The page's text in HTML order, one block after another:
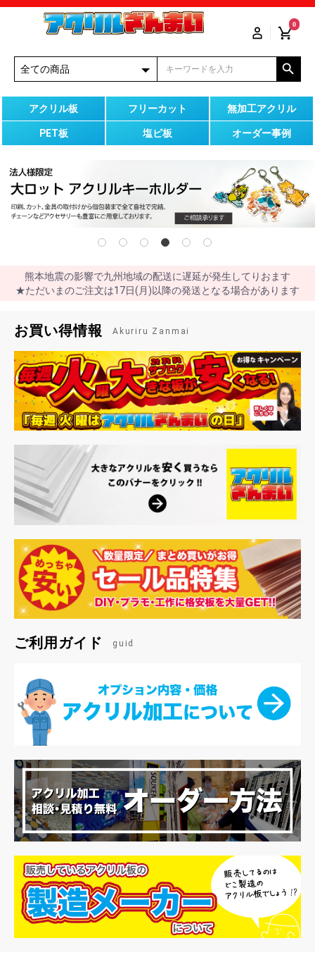
0
アクリル板 フリーカット 無加工アクリル
PET板 塩ビ板 オーダー事例
熊本地震の影響で九州地域の配送に遅延が発生してりおます
★ただいまのご注文は17日(月)以降の発送となる場合があります
お買い得情報 Akuriru Zanmai
ご利用ガイド guid